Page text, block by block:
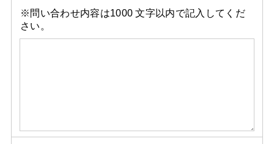
※問い合わせ内容は1000 文字以内で記入してくだ
さい。